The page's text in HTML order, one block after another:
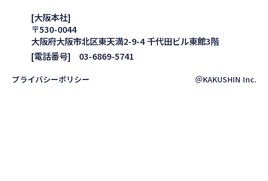
[大阪本社]
〒530-0044
大阪府大阪市北区東天満2-9-4 千代田ビル東館3階
[電話番号] 03-6869-5741
プライバシーポリシー ＠KAKUSHIN Inc.